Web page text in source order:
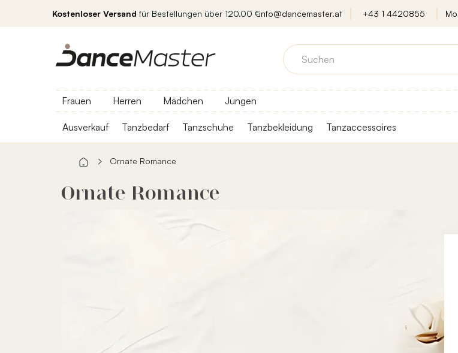
Kostenloser Versand für Bestellungen über 120.00 €info@dancemaster.at +43 1 4420855
Frauen Herren Mädchen Jungen
Ausverkauf Tanzbedarf Tanzschuhe Tanzbekleidung Tanzaccessoires
Ornate Romance
Ornate Romance